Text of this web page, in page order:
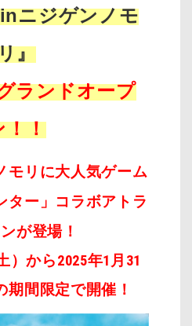
ニジゲンノモ
』
ランドオープ
！！
モリに大人気ゲーム
ター」コラボアトラ
が登場！
）から2025年1月31
期間限定で開催！